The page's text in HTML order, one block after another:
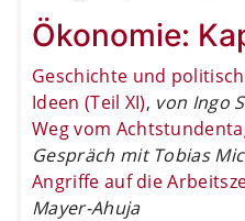
Ökonomie:
Geschichte und
Ideen (Teil XI), von Ingo
Weg vom
Gespräch mit Tobias
Angriffe auf die
Mayer-Ahuja